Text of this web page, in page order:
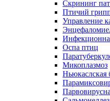
Скрининг
Птичий
Управление
Оспа птиц
Микоплазмоз
Ньюкаслская